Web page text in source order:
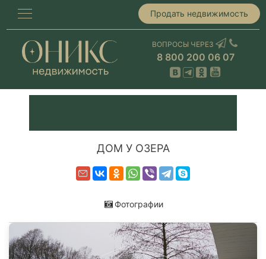
Продать недвижимость
ВОПРОСЫ ЧЕРЕЗ
8 800 200 06 07
ДОМ У ОЗЕРА
Фотографии